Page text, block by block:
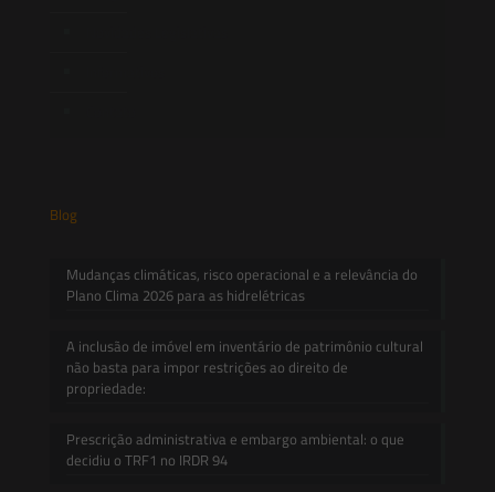
Blog
Mudanças climáticas, risco operacional e a relevância do
Plano Clima 2026 para as hidrelétricas
A inclusão de imóvel em inventário de patrimônio cultural
não basta para impor restrições ao direito de
propriedade:
Prescrição administrativa e embargo ambiental: o que
decidiu o TRF1 no IRDR 94